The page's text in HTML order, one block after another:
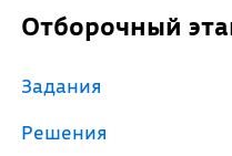
Отборочный
Задания
Решения